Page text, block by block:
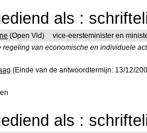
als :
(Open Vld)
vice-eersteminister en
regeling van economische en individuele
(Einde van de antwoordtermijn: 13/12/
als :